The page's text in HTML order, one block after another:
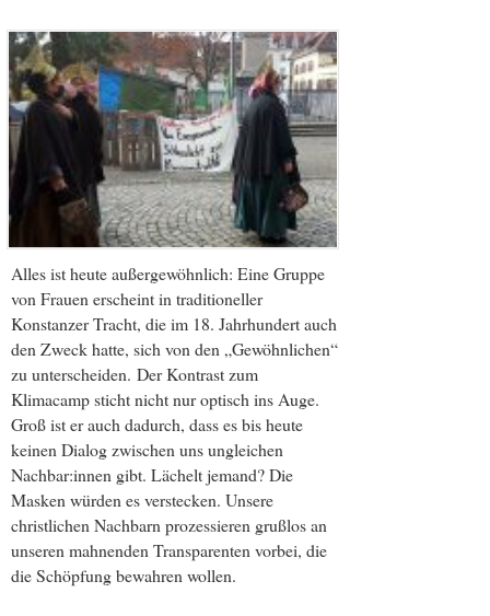
Alles ist heute außergewöhnlich: Eine Gruppe
von Frauen erscheint in traditioneller
Konstanzer Tracht, die im 18. Jahrhundert auch
den Zweck hatte, sich von den „Gewöhnlichen“
zu unterscheiden. Der Kontrast zum
Klimacamp sticht nicht nur optisch ins Auge.
Groß ist er auch dadurch, dass es bis heute
keinen Dialog zwischen uns ungleichen
Nachbar:innen gibt. Lächelt jemand? Die
Masken würden es verstecken. Unsere
christlichen Nachbarn prozessieren grußlos an
unseren mahnenden Transparenten vorbei, die
die Schöpfung bewahren wollen.